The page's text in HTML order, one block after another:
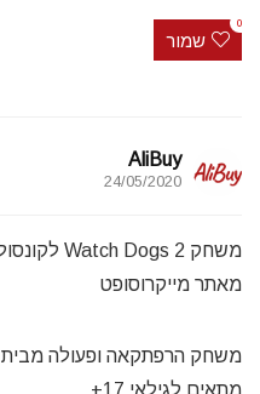
שמור
0
AliBuy
24/05/2020
מאתר מייקרוסופט
משחק הרפתקאה ופעולה מבית Ubisoft
מתאים לגילאי 17+